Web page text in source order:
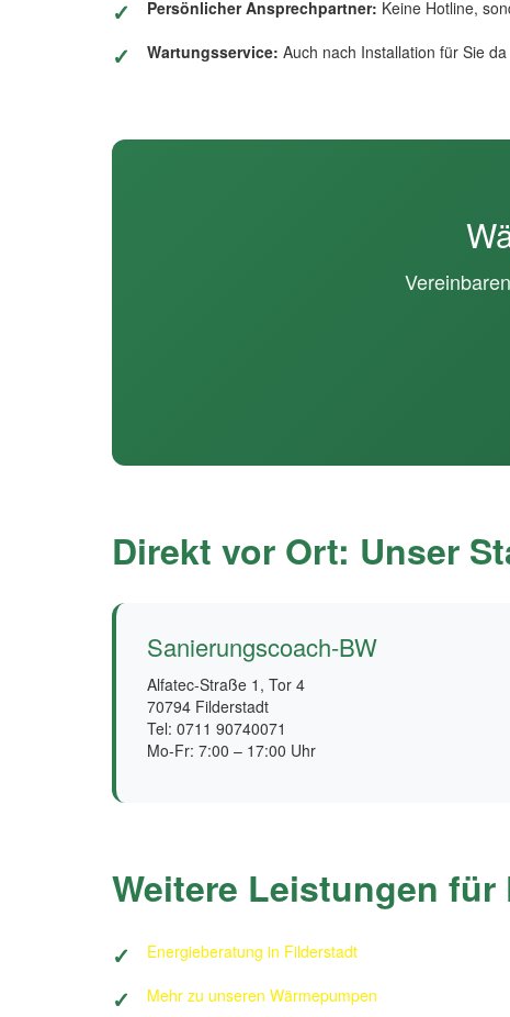
Persönlicher Ansprechpartner: Keine Hotline,
Wartungsservice: Auch nach Installation für Sie da
Direkt vor Ort: Unser
Sanierungscoach-BW
Alfatec-Straße 1, Tor 4
70794 Filderstadt
Tel: 0711 90740071
Mo-Fr: 7:00 – 17:00 Uhr
Weitere Leistungen
Energieberatung in Filderstadt
Mehr zu unseren Wärmepumpen